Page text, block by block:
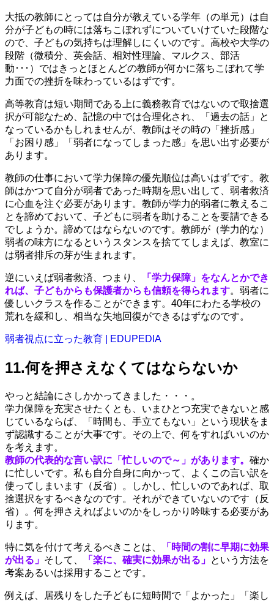
大抵の教師にとっては自分が教えている学年（の単元）は自
分が子どもの時には落ちこぼれずについていけていた段階な
ので、子どもの気持ちは理解しにくいのです。高校や大学の
段階（微積分、英会話、相対性理論、マルクス、部活
動･･･）ではきっとほとんどの教師が何かに落ちこぼれて学
力面での挫折を味わっているはずです。
高等教育は短い期間である上に義務教育ではないので取捨選
択が可能なため、記憶の中では合理化され、「過去の話」と
なっているかもしれませんが、教師はその時の「挫折感」
「お困り感」「弱者になってしまった感」を思い出す必要が
あります。
教師の仕事において学力保障の優先順位は高いはずです。教
師はかつて自分が弱者であった時期を思い出して、弱者救済
に心血を注ぐ必要があります。教師が学力的弱者に教えるこ
とを諦めておいて、子どもに弱者を助けることを要請できる
でしょうか。諦めてはならないのです。教師が（学力的な）
弱者の味方になるというスタンスを捨ててしまえば、教室に
は弱者排斥の芽が生まれます。
逆にいえば弱者救済、つまり、
「学力保障」をなんとかでき
れば、子どもからも保護者からも信頼を得られます。弱者に
優しいクラスを作ることができます。40年にわたる学校の
荒れを緩和し、相当な失地回復ができるはずなのです。
弱者視点に立った教育 | EDUPEDIA
11.何を押さえなくてはならないか
やっと結論にさしかかってきました・・・。
学力保障を充実させたくとも、いまひとつ充実できないと感
じているならば、「時間も、手立てもない」という現状をま
ず認識することが大事です。その上で、何をすればいいのか
を考えます。
教師の代表的な言い訳に「忙しいので～」があります。 確か
に忙しいです。私も自分自身に向かって、よくこの言い訳を
使ってしまいます（反省）。しかし、忙しいのであれば、取
捨選択をするべきなのです。それができていないのです（反
省）。何を押さえればよいのかをしっかり吟味する必要があ
ります。
特に気を付けて考えるべきことは、
「時間の割に早期に効果
が出る」 そして、 「楽に、確実に効果が出る」 という方法を
考案あるいは採用することです。
例えば、居残りをした子どもに短時間で「よかった」「楽し